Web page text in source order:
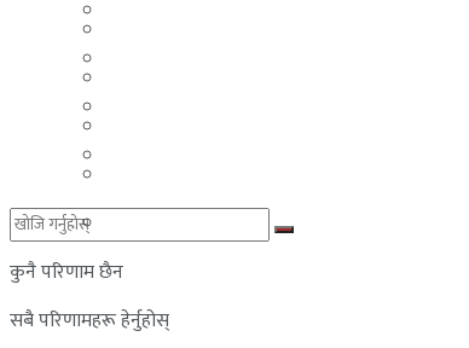
कुनै परिणाम छैन
सबै परिणामहरू हेर्नुहोस्